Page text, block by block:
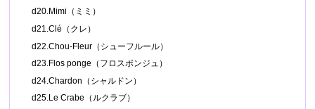
d20.Mimi（ミミ）
d21.Clé（クレ）
d22.Chou-Fleur（シューフルール）
d23.Flos ponge（フロスポンジュ）
d24.Chardon（シャルドン）
d25.Le Crabe（ルクラブ）